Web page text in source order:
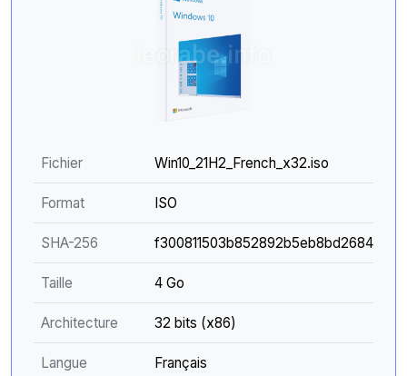
Fichier Win10_21H2_French_x32.iso
Format ISO
SHA-256
Taille 4 Go
Architecture 32 bits (x86)
Langue Français